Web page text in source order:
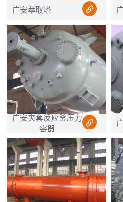
广安萃取塔
广安夹套反应釜压力
容器